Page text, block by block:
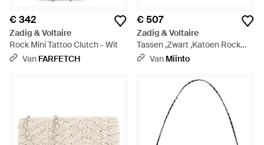
€ 342
Zadig & Voltaire
Rock Mini Tattoo Clutch - Wit
Van FARFETCH
€ 507
Zadig & Voltaire
Tassen ,Zwart ,Katoen Rock
Clutch - Zwart
Van Miinto